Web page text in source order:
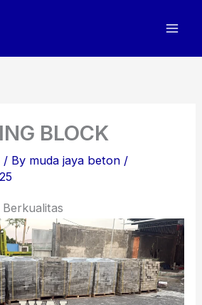
BLOCK
/ By muda jaya beton /